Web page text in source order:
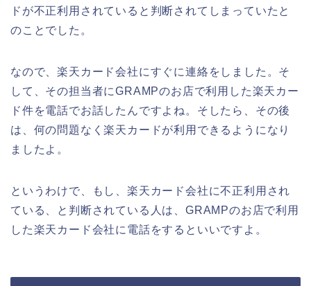
ドが不正利用されていると判断されてしまっていたと
のことでした。
なので、楽天カード会社にすぐに連絡をしました。そ
して、その担当者にGRAMPのお店で利用した楽天カー
ド件を電話でお話したんですよね。そしたら、その後
は、何の問題なく楽天カードが利用できるようになり
ましたよ。
というわけで、もし、楽天カード会社に不正利用され
ている、と判断されている人は、GRAMPのお店で利用
した楽天カード会社に電話をするといいですよ。